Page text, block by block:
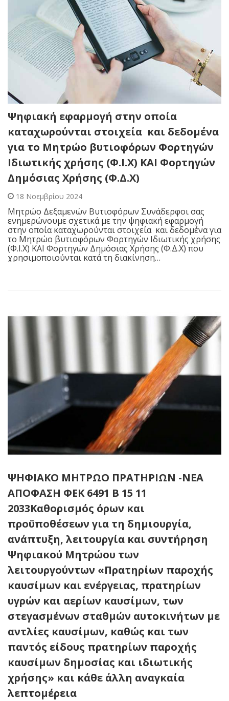
Ψηφιακή εφαρμογή στην οποία
καταχωρούνται στοιχεία και δεδομένα
για το Μητρώο βυτιοφόρων Φορτηγών
Ιδιωτικής χρήσης (Φ.Ι.Χ) ΚΑΙ Φορτηγών
Δημόσιας Χρήσης (Φ.Δ.Χ)
18 Νοεμβρίου 2024
Μητρώο Δεξαμενών Βυτιοφόρων Συνάδερφοι σας
ενημερώνουμε σχετικά με την ψηφιακή εφαρμογή
στην οποία καταχωρούνται στοιχεία και δεδομένα για
το Μητρώο βυτιοφόρων Φορτηγών Ιδιωτικής χρήσης
(Φ.Ι.Χ) ΚΑΙ Φορτηγών Δημόσιας Χρήσης (Φ.Δ.Χ) που
χρησιμοποιούνται κατά τη διακίνηση…
ΨΗΦΙΑΚΟ ΜΗΤΡΩΟ ΠΡΑΤΗΡΙΩΝ -ΝΕΑ
ΑΠΟΦΑΣΗ ΦΕΚ 6491 Β 15 11
2033Καθορισμός όρων και
προϋποθέσεων για τη δημιουργία,
ανάπτυξη, λειτουργία και συντήρηση
Ψηφιακού Μητρώου των
λειτουργούντων «Πρατηρίων παροχής
καυσίμων και ενέργειας, πρατηρίων
υγρών και αερίων καυσίμων, των
στεγασμένων σταθμών αυτοκινήτων με
αντλίες καυσίμων, καθώς και των
παντός είδους πρατηρίων παροχής
καυσίμων δημοσίας και ιδιωτικής
χρήσης» και κάθε άλλη αναγκαία
λεπτομέρεια